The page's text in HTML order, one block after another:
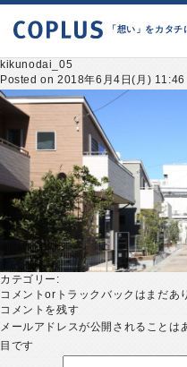
「想い」をカタチ
kikunodai_05
Posted on 2018年6月4日(月) 11:46
カテゴリー:
コメントorトラックバックはまだあ
コメントを残す
メールアドレスが公開されることは
目です